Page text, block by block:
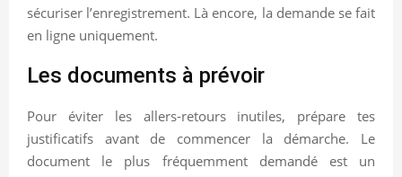
sécuriser l’enregistrement. Là encore, la demande se fait
en ligne uniquement.
Les documents à prévoir
Pour éviter les allers-retours inutiles, prépare tes
justificatifs avant de commencer la démarche. Le
document le plus fréquemment demandé est un